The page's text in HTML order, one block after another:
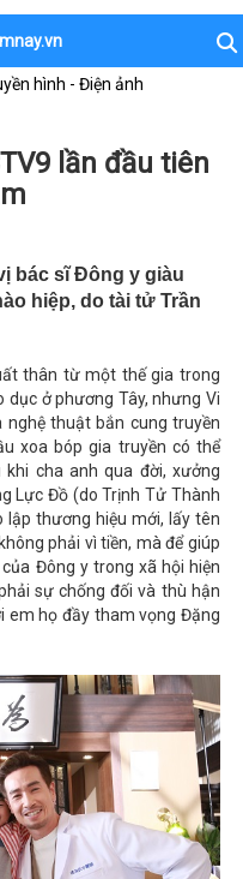
hình - Điện ảnh
lần đầu tiên
bác sĩ Đông y giàu
hiệp, do tài tử Trần
thân từ một thế gia trong
ở phương Tây, nhưng Vi
nghệ thuật bắn cung truyền
xoa bóp gia truyền có thể
cha anh qua đời, xưởng
Lực Đồ (do Trịnh Tử Thành
lập thương hiệu mới, lấy tên
phải vì tiền, mà để giúp
Đông y trong xã hội hiện
sự chống đối và thù hận
em họ đầy tham vọng Đặng